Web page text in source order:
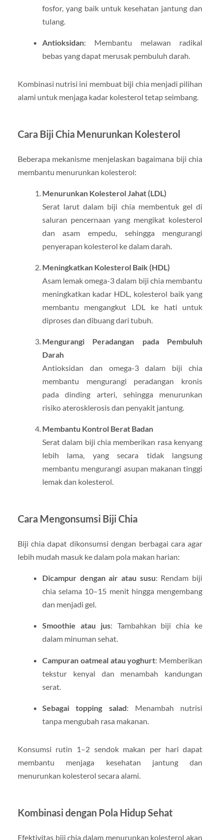
fosfor, yang baik untuk kesehatan jantung dan
tulang.
Antioksidan: Membantu melawan radikal
bebas yang dapat merusak pembuluh darah.
Kombinasi nutrisi ini membuat biji chia menjadi pilihan
alami untuk menjaga kadar kolesterol tetap seimbang.
Cara Biji Chia Menurunkan Kolesterol
Beberapa mekanisme menjelaskan bagaimana biji chia
membantu menurunkan kolesterol:
Menurunkan Kolesterol Jahat (LDL)
Serat larut dalam biji chia membentuk gel di
saluran pencernaan yang mengikat kolesterol
dan asam empedu, sehingga mengurangi
penyerapan kolesterol ke dalam darah.
Meningkatkan Kolesterol Baik (HDL)
Asam lemak omega-3 dalam biji chia membantu
meningkatkan kadar HDL, kolesterol baik yang
membantu mengangkut LDL ke hati untuk
diproses dan dibuang dari tubuh.
Mengurangi Peradangan pada Pembuluh
Darah
Antioksidan dan omega-3 dalam biji chia
membantu mengurangi peradangan kronis
pada dinding arteri, sehingga menurunkan
risiko aterosklerosis dan penyakit jantung.
Membantu Kontrol Berat Badan
Serat dalam biji chia memberikan rasa kenyang
lebih lama, yang secara tidak langsung
membantu mengurangi asupan makanan tinggi
lemak dan kolesterol.
Cara Mengonsumsi Biji Chia
Biji chia dapat dikonsumsi dengan berbagai cara agar
lebih mudah masuk ke dalam pola makan harian:
Dicampur dengan air atau susu: Rendam biji
chia selama 10–15 menit hingga mengembang
dan menjadi gel.
Smoothie atau jus: Tambahkan biji chia ke
dalam minuman sehat.
Campuran oatmeal atau yoghurt: Memberikan
tekstur kenyal dan menambah kandungan
serat.
Sebagai topping salad: Menambah nutrisi
tanpa mengubah rasa makanan.
Konsumsi rutin 1–2 sendok makan per hari dapat
membantu menjaga kesehatan jantung dan
menurunkan kolesterol secara alami.
Kombinasi dengan Pola Hidup Sehat
Efektivitas biji chia dalam menurunkan kolesterol akan